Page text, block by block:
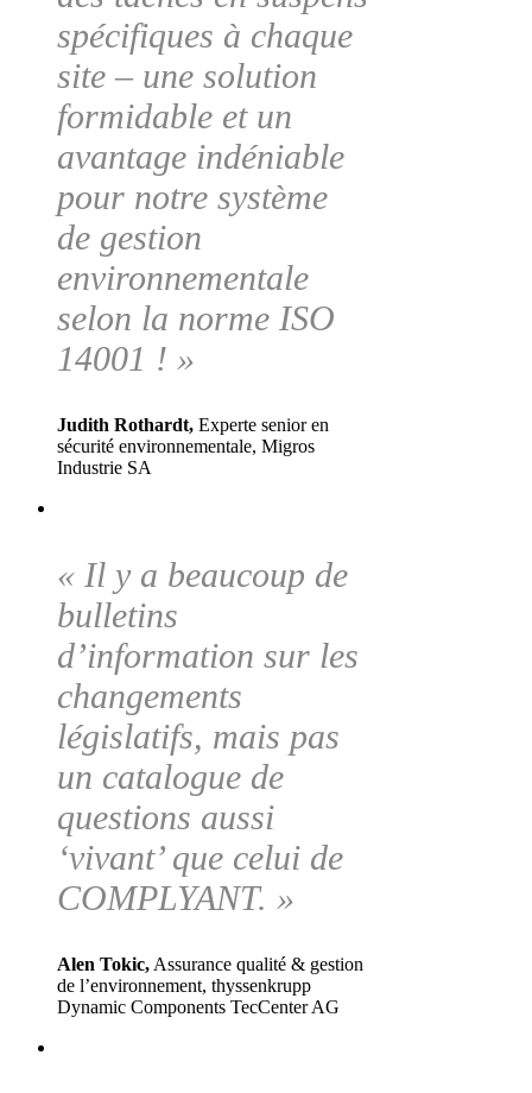
spécifiques à chaque
site – une solution
formidable et un
avantage indéniable
pour notre système
de gestion
environnementale
selon la norme ISO
14001 ! »
Judith Rothardt, Experte senior en
sécurité environnementale, Migros
Industrie SA
« Il y a beaucoup de
bulletins
d’information sur les
changements
législatifs, mais pas
un catalogue de
questions aussi
‘vivant’ que celui de
COMPLYANT. »
Alen Tokic, Assurance qualité & gestion
de l’environnement, thyssenkrupp
Dynamic Components TecCenter AG